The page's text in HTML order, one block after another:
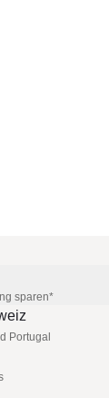
sparen*
Portugal